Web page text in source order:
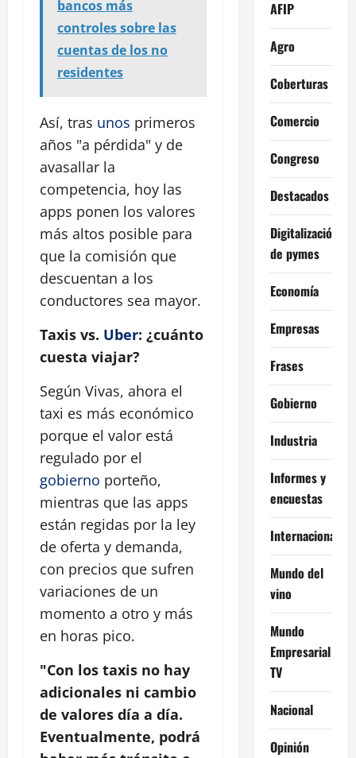
bancos más
controles sobre las
cuentas de los no
residentes
Así, tras unos primeros
años "a pérdida" y de
avasallar la
competencia, hoy las
apps ponen los valores
más altos posible para
que la comisión que
descuentan a los
conductores sea mayor.
Taxis vs. Uber: ¿cuánto
cuesta viajar?
Según Vivas, ahora el
taxi es más económico
porque el valor está
regulado por el
gobierno porteño,
mientras que las apps
están regidas por la ley
de oferta y demanda,
con precios que sufren
variaciones de un
momento a otro y más
en horas pico.
"Con los taxis no hay
adicionales ni cambio
de valores día a día.
Eventualmente, podrá
AFIP
Agro
Coberturas
Comercio
Congreso
Destacados
Digitalización
de pymes
Economía
Empresas
Frases
Gobierno
Industria
Informes y
encuestas
Internacional
Mundo del
vino
Mundo
Empresarial
TV
Nacional
Opinión